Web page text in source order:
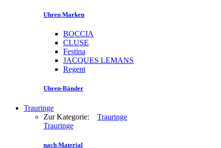
Uhren Marken
BOCCIA
CLUSE
Festina
JACQUES LEMANS
Regent
Uhren-Bänder
Trauringe
Zur Kategorie: Trauringe
Trauringe
nach Material